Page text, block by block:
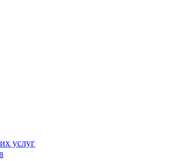
услуг